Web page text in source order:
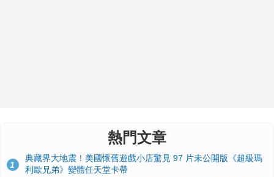
熱門文章
1
典藏界大地震！美國懷舊遊戲小店驚見 97 片未公開版《超級瑪
利歐兄弟》變體任天堂卡帶